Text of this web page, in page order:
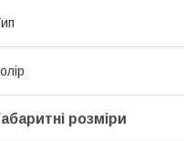
розміри